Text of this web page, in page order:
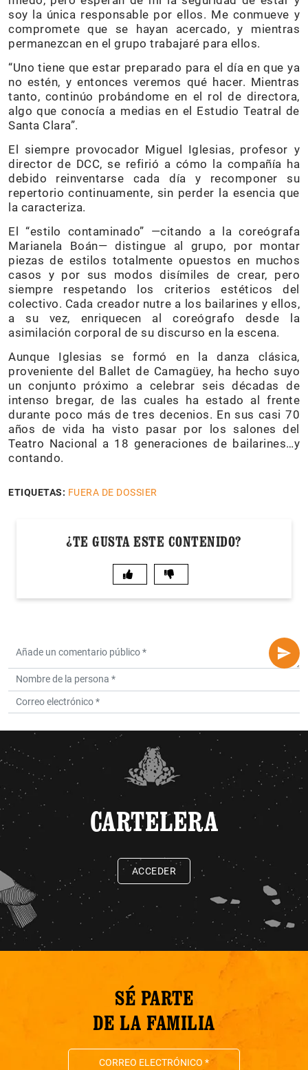
soy la única responsable por ellos. Me conmueve y
compromete que se hayan acercado, y mientras
permanezcan en el grupo trabajaré para ellos.
“Uno tiene que estar preparado para el día en que ya
no estén, y entonces veremos qué hacer. Mientras
tanto, continúo probándome en el rol de directora,
algo que conocía a medias en el Estudio Teatral de
Santa Clara”.
El siempre provocador Miguel Iglesias, profesor y
director de DCC, se refirió a cómo la compañía ha
debido reinventarse cada día y recomponer su
repertorio continuamente, sin perder la esencia que
la caracteriza.
El “estilo contaminado” —citando a la coreógrafa
Marianela Boán— distingue al grupo, por montar
piezas de estilos totalmente opuestos en muchos
casos y por sus modos disímiles de crear, pero
siempre respetando los criterios estéticos del
colectivo. Cada creador nutre a los bailarines y ellos,
a su vez, enriquecen al coreógrafo desde la
asimilación corporal de su discurso en la escena.
Aunque Iglesias se formó en la danza clásica,
proveniente del Ballet de Camagüey, ha hecho suyo
un conjunto próximo a celebrar seis décadas de
intenso bregar, de las cuales ha estado al frente
durante poco más de tres decenios. En sus casi 70
años de vida ha visto pasar por los salones del
Teatro Nacional a 18 generaciones de bailarines…y
contando.
ETIQUETAS: FUERA DE DOSSIER
¿TE GUSTA ESTE CONTENIDO?
CARTELERA
ACCEDER
SÉ PARTE
DE LA FAMILIA